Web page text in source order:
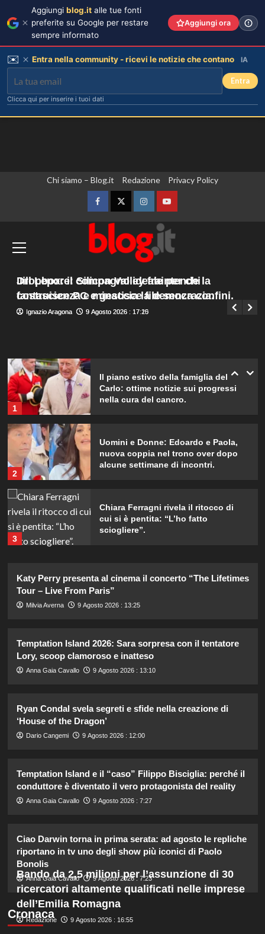
Chi siamo – Blog.it Redazione Privacy Policy
FacebookTwitterInstagramYouTube
principale
Ucraina, Papa “E’ tempo di fermare la
Giuseppe Recca 9 Agosto 2026 : 13:35
Dropbox: il compagno ideale per chi
costruisce PC e gestisce file senza confini.
Ignazio Aragona 9 Agosto 2026 : 17:20
Jill Lepore: Silicon Valley fraintende la
fantascienza e minaccia la democrazia.
Ignazio Aragona 9 Agosto 2026 : 17:15
Chiara Ferragni rivela il ritocco di
cui si è pentita: “L’ho fatto
sciogliere”.
Gaia svela la verità sull’amore tra
Elodie e Franceska: “Se l’amore
Helena e Javier: fine dell’amore
1
Il piano estivo della famiglia del Re
Carlo: ottime notizie sui progressi
nella cura del cancro.
2
Uomini e Donne: Edoardo e Paola,
nuova coppia nel trono over dopo
alcune settimane di incontri.
3
Chiara Ferragni rivela il ritocco di
cui si è pentita: “L’ho fatto
sciogliere”.
4
Elodie e Franceska: “Se l’amore
genera rabbia…”
5
dopo il Grande Fratello? Lui nega le
voci
1
Carlo: ottime notizie sui progressi
nella cura del cancro.
2
Uomini e Donne: Edoardo e Paola,
nuova coppia nel trono over dopo
alcune settimane di incontri.
cui si è pentita: “L’ho fatto
sciogliere”.
Gaia svela la verità sull’amore tra
Elodie e Franceska: “Se l’amore
genera rabbia…”
Katy Perry presenta al cinema il concerto “The Lifetimes
Tour – Live From Paris”
Milvia Averna 9 Agosto 2026 : 13:25
Temptation Island 2026: Sara sorpresa con il tentatore
Lory, scoop clamoroso e inatteso
Anna Gaia Cavallo 9 Agosto 2026 : 13:10
Ryan Condal svela segreti e sfide nella creazione di
‘House of the Dragon’
Dario Cangemi 9 Agosto 2026 : 12:00
Temptation Island e il “caso” Filippo Bisciglia: perché il
conduttore è diventato il vero protagonista del reality
Anna Gaia Cavallo 9 Agosto 2026 : 7:27
Ciao Darwin torna in prima serata: ad agosto le repliche
riportano in tv uno degli show più iconici di Paolo
Bonolis
Anna Gaia Cavallo 9 Agosto 2026 : 7:23
Cronaca
Bando da 2,5 milioni per l’assunzione di 30
ricercatori altamente qualificati nelle imprese
dell’Emilia Romagna
Redazione 9 Agosto 2026 : 16:55
Aggiungi blog.it alle tue fonti
preferite su Google per restare
sempre informato
Aggiungi ora
✉️ Entra nella community - ricevi le notizie che contano IA
Entra
Clicca qui per inserire i tuoi dati